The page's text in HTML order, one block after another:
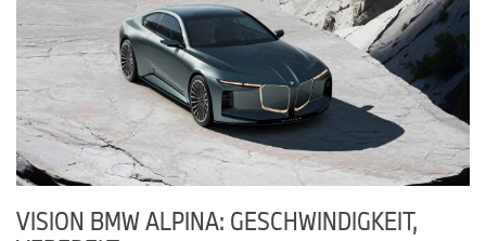
VISION BMW ALPINA: GESCHWINDIGKEIT,